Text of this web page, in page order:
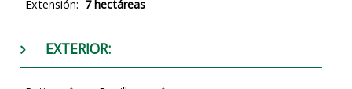
Extensión: 7 hectáreas
EXTERIOR: